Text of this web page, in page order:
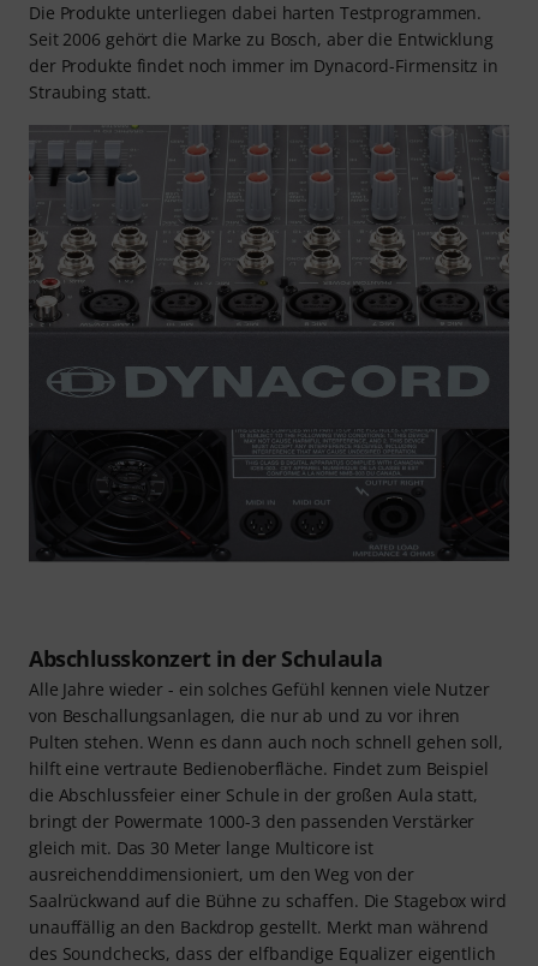
Die Produkte unterliegen dabei harten Testprogrammen.
Seit 2006 gehört die Marke zu Bosch, aber die Entwicklung
der Produkte findet noch immer im Dynacord-Firmensitz in
Straubing statt.
Abschlusskonzert in der Schulaula
Alle Jahre wieder - ein solches Gefühl kennen viele Nutzer
von Beschallungsanlagen, die nur ab und zu vor ihren
Pulten stehen. Wenn es dann auch noch schnell gehen soll,
hilft eine vertraute Bedienoberfläche. Findet zum Beispiel
die Abschlussfeier einer Schule in der großen Aula statt,
bringt der Powermate 1000-3 den passenden Verstärker
gleich mit. Das 30 Meter lange Multicore ist
ausreichenddimensioniert, um den Weg von der
Saalrückwand auf die Bühne zu schaffen. Die Stagebox wird
unauffällig an den Backdrop gestellt. Merkt man während
des Soundchecks, dass der elfbandige Equalizer eigentlich